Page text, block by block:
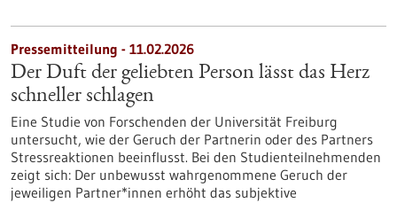
Pressemitteilung - 11.02.2026
Der Duft der geliebten Person lässt das Herz
schneller schlagen
Eine Studie von Forschenden der Universität Freiburg
untersucht, wie der Geruch der Partnerin oder des Partners
Stressreaktionen beeinflusst. Bei den Studienteilnehmenden
zeigt sich: Der unbewusst wahrgenommene Geruch der
jeweiligen Partner*innen erhöht das subjektive